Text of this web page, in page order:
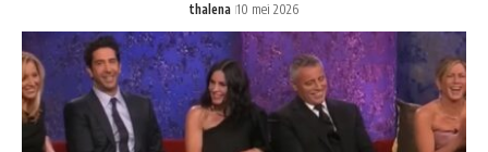
thalena 10 mei 2026